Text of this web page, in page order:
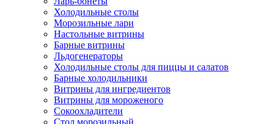
Холодильные столы
Морозильные лари
Настольные витрины
Барные витрины
Льдогенераторы
Холодильные столы для пиццы и салатов
Барные холодильники
Витрины для ингредиентов
Витрины для мороженого
Сокоохладители
Стол морозильный